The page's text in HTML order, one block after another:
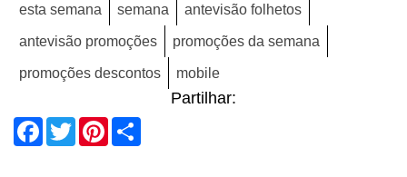
esta semana semana antevisão folhetos
antevisão promoções promoções da semana
promoções descontos mobile
Partilhar:
Facebook
TwitterPinterest